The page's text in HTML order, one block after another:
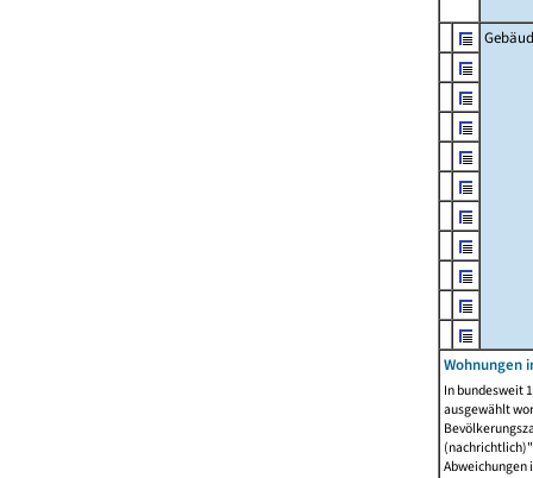
Wohnungen
In bundesweit
ausgewählt
Abweichungen